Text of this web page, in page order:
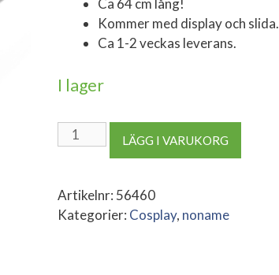
Ca 64 cm lång!
Kommer med display och slida.
Ca 1-2 veckas leverans.
I lager
Uruk-
Hai
Steel
Replica
LÄGG I VARUKORG
Artikelnr: 56460
Kategorier: Cosplay, noname